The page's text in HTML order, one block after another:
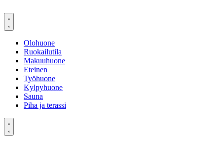
sisältöön
Olohuone
Ruokailutila
Makuuhuone
Eteinen
Työhuone
Kylpyhuone
Sauna
Piha ja terassi